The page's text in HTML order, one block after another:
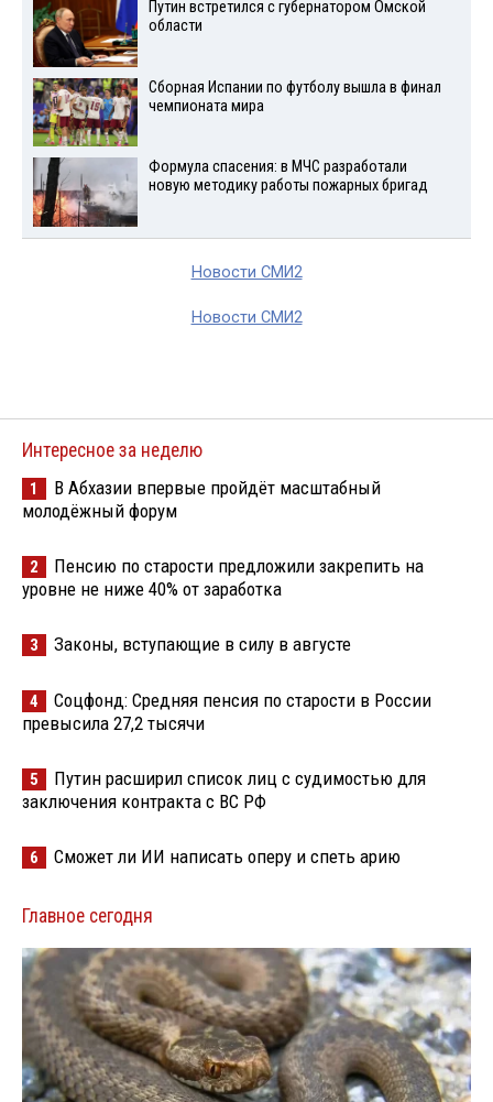
Путин встретился с губернатором Омской
области
Сборная Испании по футболу вышла в финал
чемпионата мира
Формула спасения: в МЧС разработали
новую методику работы пожарных бригад
Новости СМИ2
Новости СМИ2
Интересное за неделю
1
В Абхазии впервые пройдёт масштабный
молодёжный форум
2
Пенсию по старости предложили закрепить на
уровне не ниже 40% от заработка
3 Законы, вступающие в силу в августе
4
Соцфонд: Средняя пенсия по старости в России
превысила 27,2 тысячи
5
Путин расширил список лиц с судимостью для
заключения контракта с ВС РФ
6 Сможет ли ИИ написать оперу и спеть арию
Главное сегодня